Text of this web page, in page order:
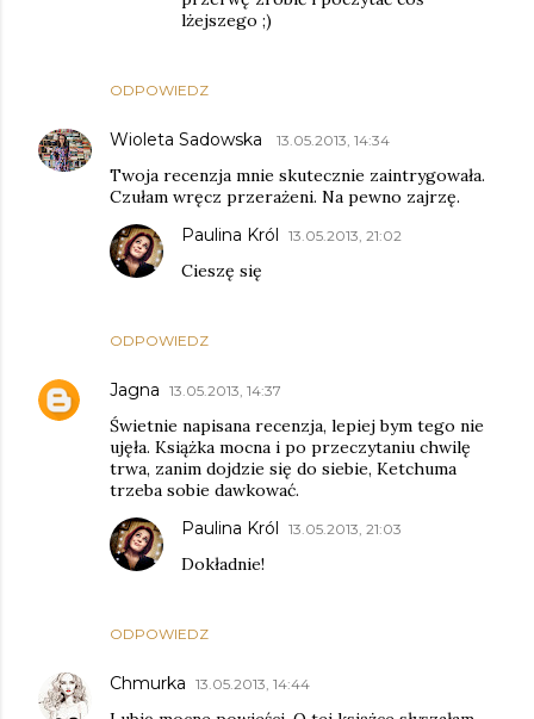
ODPOWIEDZ
lżejszego ;)
Wioleta Sadowska 13.05.2013, 14:34
Twoja recenzja mnie skutecznie zaintrygowała.
Czułam wręcz przerażeni. Na pewno zajrzę.
ODPOWIEDZ
Paulina Król 13.05.2013, 21:02
Cieszę się
Jagna 13.05.2013, 14:37
Świetnie napisana recenzja, lepiej bym tego nie
ujęła. Książka mocna i po przeczytaniu chwilę
trwa, zanim dojdzie się do siebie, Ketchuma
trzeba sobie dawkować.
ODPOWIEDZ
Paulina Król 13.05.2013, 21:03
Dokładnie!
Chmurka 13.05.2013, 14:44